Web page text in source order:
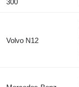
300
Volvo N12